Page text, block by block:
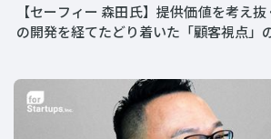
【セーフィー 森田氏】提供価値を考え
の開発を経てたどり着いた「顧客視点」